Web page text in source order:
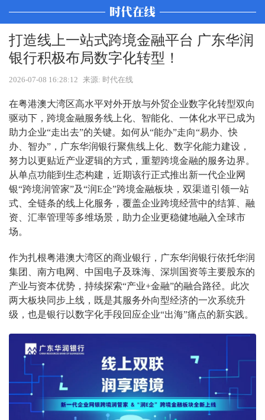
打造线上一站式跨境金融平台 广东华润
银行积极布局数字化转型！
2026-07-08 16:28:12 来源: 时代在线
在粤港澳大湾区高水平对外开放与外贸企业数字化转型双向
驱动下，跨境金融服务线上化、智能化、一体化水平已成为
助力企业“走出去”的关键。如何从“能办”走向“易办、快
办、智办”，广东华润银行聚焦线上化、数字化能力建设，
努力以更贴近产业逻辑的方式，重塑跨境金融的服务边界。
从单点功能到生态构建，近期该行正式推出新一代企业网
银“跨境润管家”及“润E企”跨境金融板块，双渠道引领一站
式、全链条的线上化服务，覆盖企业跨境经营中的结算、融
资、汇率管理等多维场景，助力企业更稳健地融入全球市
场。
作为扎根粤港澳大湾区的商业银行，广东华润银行依托华润
集团、南方电网、中国电子及珠海、深圳国资等主要股东的
产业与资本优势，持续探索“产业+金融”的融合路径。此次
两大板块同步上线，既是其服务外向型经济的一次系统升
级，也是银行以数字化手段回应企业“出海”痛点的新实践。